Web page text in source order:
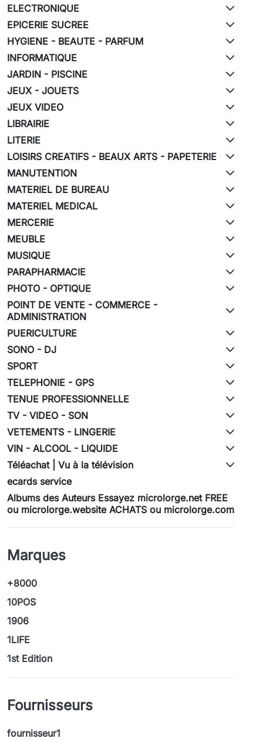
ELECTRONIQUE
EPICERIE SUCREE
HYGIENE - BEAUTE - PARFUM
INFORMATIQUE
JARDIN - PISCINE
JEUX - JOUETS
JEUX VIDEO
LIBRAIRIE
LITERIE
LOISIRS CREATIFS - BEAUX ARTS - PAPETERIE
MANUTENTION
MATERIEL DE BUREAU
MATERIEL MEDICAL
MERCERIE
MEUBLE
MUSIQUE
PARAPHARMACIE
PHOTO - OPTIQUE
POINT DE VENTE - COMMERCE -
ADMINISTRATION
PUERICULTURE
SONO - DJ
SPORT
TELEPHONIE - GPS
TENUE PROFESSIONNELLE
TV - VIDEO - SON
VETEMENTS - LINGERIE
VIN - ALCOOL - LIQUIDE
Téléachat | Vu à la télévision
ecards service
Albums des Auteurs Essayez microlorge.net FREE
ou microlorge.website ACHATS ou microlorge.com
Marques
+8000
10POS
1906
1LIFE
1st Edition
Fournisseurs
fournisseur1